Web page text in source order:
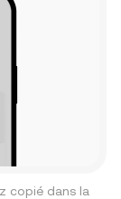
copié dans la